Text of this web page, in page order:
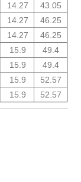
14.27
43.05
14.27
46.25
14.27
46.25
15.9
49.4
15.9
49.4
15.9
52.57
15.9 52.57